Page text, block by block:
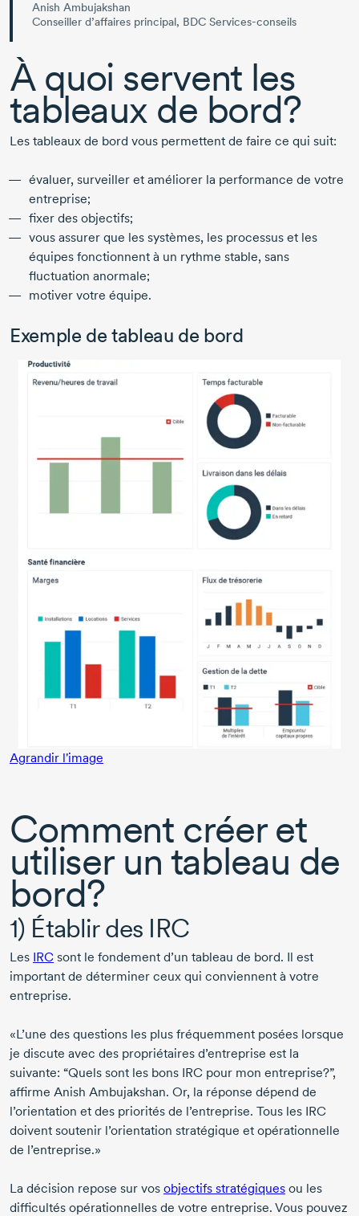
Anish Ambujakshan
Conseiller d’affaires principal, BDC Services-conseils
À quoi servent les
tableaux de bord?
Les tableaux de bord vous permettent de faire ce qui suit:
évaluer, surveiller et améliorer la performance de votre
entreprise;
fixer des objectifs;
vous assurer que les systèmes, les processus et les
équipes fonctionnent à un rythme stable, sans
fluctuation anormale;
motiver votre équipe.
Exemple de tableau de bord
Agrandir l'image
Comment créer et
utiliser un tableau de
bord?
1) Établir des IRC
Les IRC sont le fondement d’un tableau de bord. Il est
important de déterminer ceux qui conviennent à votre
entreprise.
«L’une des questions les plus fréquemment posées lorsque
je discute avec des propriétaires d’entreprise est la
suivante: “Quels sont les bons IRC pour mon entreprise?”,
affirme Anish Ambujakshan. Or, la réponse dépend de
l’orientation et des priorités de l’entreprise. Tous les IRC
doivent soutenir l’orientation stratégique et opérationnelle
de l’entreprise.»
La décision repose sur vos objectifs stratégiques ou les
difficultés opérationnelles de votre entreprise. Vous pouvez